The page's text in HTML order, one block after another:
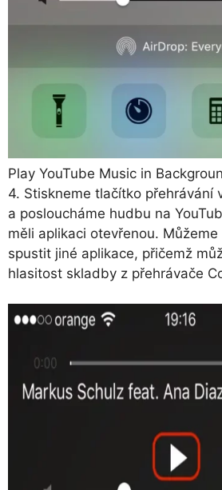
Play YouTube Music in
4. Stiskneme tlačítko přehrávání
a posloucháme hudbu na
měli aplikaci otevřenou.
spustit jiné aplikace, přičemž
hlasitost skladby z přehrávače